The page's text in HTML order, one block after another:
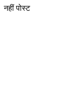
नहीं पोस्ट